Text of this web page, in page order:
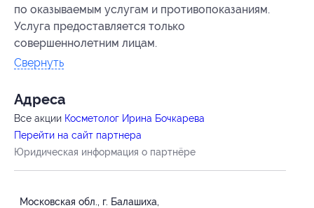
по оказываемым услугам и противопоказаниям.
Услуга предоставляется только
совершеннолетним лицам.
Свернуть
Адресa
Все акции Косметолог Ирина Бочкарева
Перейти на сайт партнера
Юридическая информация о партнёре
Московская обл., г. Балашиха,